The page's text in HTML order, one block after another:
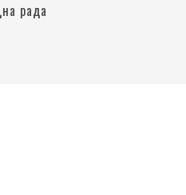
рада